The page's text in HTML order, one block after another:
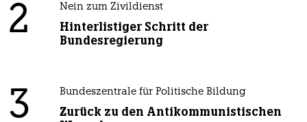
2 Nein zum Zivildienst
Hinterlistiger Schritt der
Bundesregierung
3 Bundeszentrale für Politische Bildung
Zurück zu den Antikommunistischen